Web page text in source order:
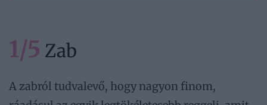
1/5 Zab
A zabról tudvalevő, hogy nagyon finom,